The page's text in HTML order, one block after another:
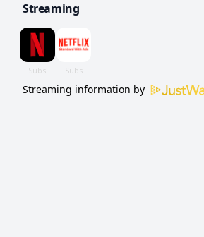
Streaming
Streaming information by